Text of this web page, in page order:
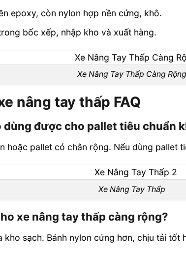
epoxy, còn nylon hợp nền cứng, khô.
bốc xếp, nhập kho và xuất hàng.
Xe Nâng Tay Thấp Càng Rộng
nâng tay thấp FAQ
dùng được cho pallet tiêu chuẩn
hoặc pallet có chân rộng. Nếu dùng pallet
Xe Nâng Tay Thấp
xe nâng tay thấp càng rộng?
kho sạch. Bánh nylon cứng hơn, chịu tải